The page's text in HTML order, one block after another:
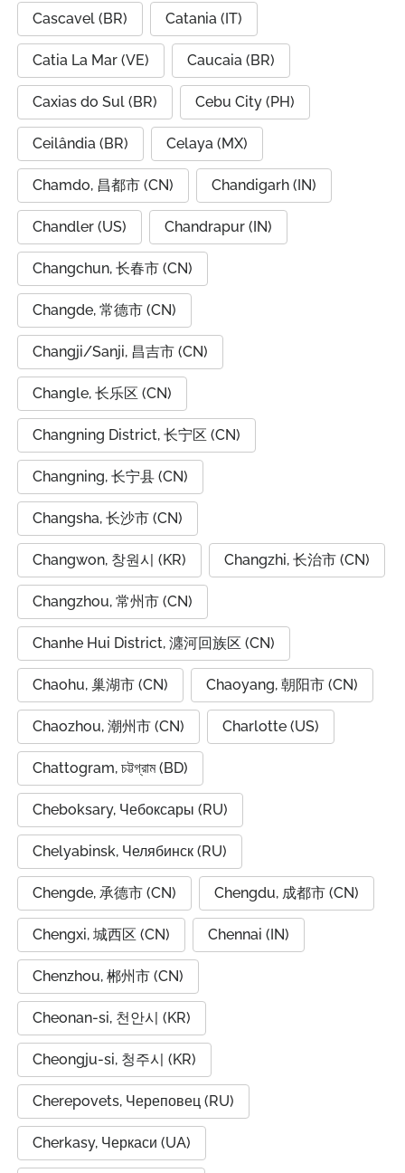
Cascavel (BR) Catania (IT)
Catia La Mar (VE) Caucaia (BR)
Caxias do Sul (BR) Cebu City (PH)
Ceilândia (BR) Celaya (MX)
Chamdo, 昌都市 (CN) Chandigarh (IN)
Chandler (US) Chandrapur (IN)
Changchun, 长春市 (CN)
Changde, 常德市 (CN)
Changji/Sanji, 昌吉市 (CN)
Changle, 长乐区 (CN)
Changning District, 长宁区 (CN)
Changning, 长宁县 (CN)
Changsha, 长沙市 (CN)
Changwon, 창원시 (KR) Changzhi, 长治市 (CN)
Changzhou, 常州市 (CN)
Chanhe Hui District, 瀍河回族区 (CN)
Chaohu, 巢湖市 (CN) Chaoyang, 朝阳市 (CN)
Chaozhou, 潮州市 (CN) Charlotte (US)
Chattogram, চট্টগ্রাম (BD)
Cheboksary, Чебоксары (RU)
Chelyabinsk, Челябинск (RU)
Chengde, 承德市 (CN) Chengdu, 成都市 (CN)
Chengxi, 城西区 (CN) Chennai (IN)
Chenzhou, 郴州市 (CN)
Cheonan-si, 천안시 (KR)
Cheongju-si, 청주시 (KR)
Cherepovets, Череповец (RU)
Cherkasy, Черкаси (UA)